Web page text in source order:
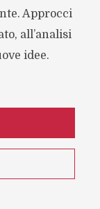
Approcci
all’analisi
idee.